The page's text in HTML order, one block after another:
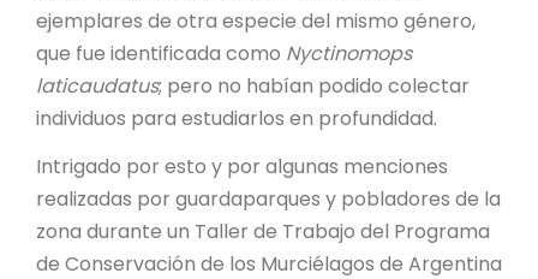
ejemplares de otra especie del mismo género,
que fue identificada como Nyctinomops
laticaudatus; pero no habían podido colectar
individuos para estudiarlos en profundidad.
Intrigado por esto y por algunas menciones
realizadas por guardaparques y pobladores de la
zona durante un Taller de Trabajo del Programa
de Conservación de los Murciélagos de Argentina